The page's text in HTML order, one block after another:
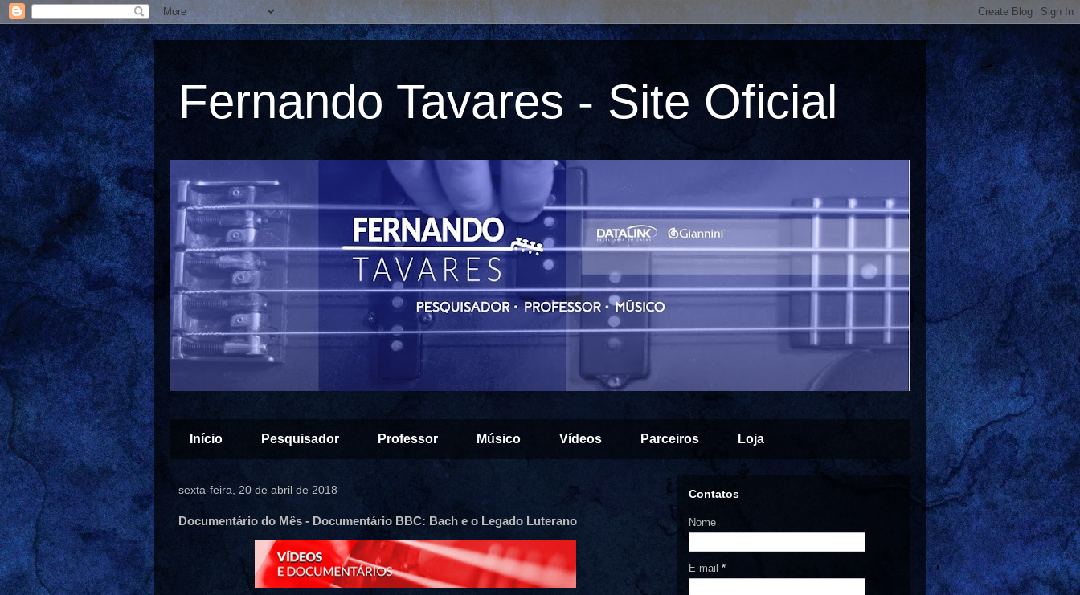
Fernando Tavares - Site Oficial
Início Pesquisador Professor Músico Vídeos Parceiros Loja
sexta-feira, 20 de abril de 2018
Documentário do Mês - Documentário BBC: Bach e o Legado Luterano
Contatos
Nome
E-mail *